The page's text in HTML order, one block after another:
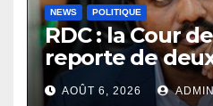
NEWS POLITIQUE
RDC : la Cour
reporte de
procès Frivao
AOÛT 6, 2026